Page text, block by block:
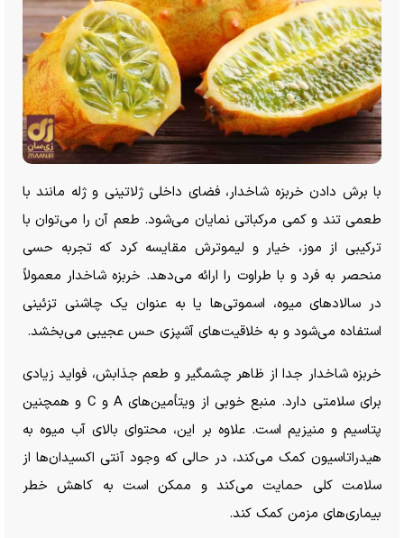
با برش دادن خربزه شاخدار، فضای داخلی ژلاتینی و ژله مانند با
طعمی تند و کمی مرکباتی نمایان می‌شود. طعم آن را می‌توان با
ترکیبی از موز، خیار و لیموترش مقایسه کرد که تجربه حسی
منحصر به فرد و با طراوت را ارائه می‌دهد. خربزه شاخدار معمولاً
در سالاد‌های میوه، اسموتی‌ها یا به عنوان یک چاشنی تزئینی
استفاده می‌شود و به خلاقیت‌های آشپزی حس عجیبی می‌بخشد.
خربزه شاخدار جدا از ظاهر چشمگیر و طعم جذابش، فواید زیادی
برای سلامتی دارد. منبع خوبی از ویتأمین‌های A و C و همچنین
پتاسیم و منیزیم است. علاوه بر این، محتوای بالای آب میوه به
هیدراتاسیون کمک می‌کند، در حالی که وجود آنتی اکسیدان‌ها از
سلامت کلی حمایت می‌کند و ممکن است به کاهش خطر
بیماری‌های مزمن کمک کند.